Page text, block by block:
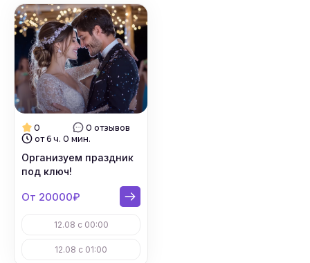
# Ведущие на выпускной
# Ведущие на праздник
# Ведущие корпоративных игр
# Тамада
# Ведущие на банкет
#
0
0 отзывов
от 6 ч. 0 мин.
Организуем праздник
под ключ!
От 20000₽
12.08 с 00:00
12.08 с 01:00